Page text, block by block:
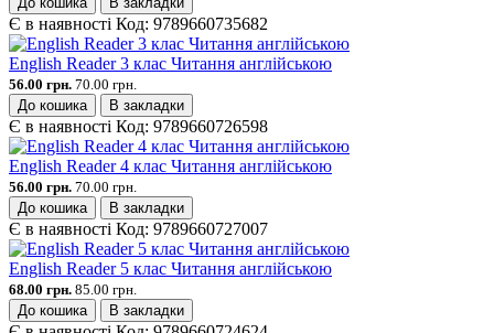
Є в наявності Код: 9789660735682
English Reader 3 клас Читання англійською
56.00 грн. 70.00 грн.
До кошика
В закладки
Є в наявності Код: 9789660726598
English Reader 4 клас Читання англійською
56.00 грн. 70.00 грн.
До кошика
В закладки
Є в наявності Код: 9789660727007
English Reader 5 клас Читання англійською
68.00 грн. 85.00 грн.
До кошика
В закладки